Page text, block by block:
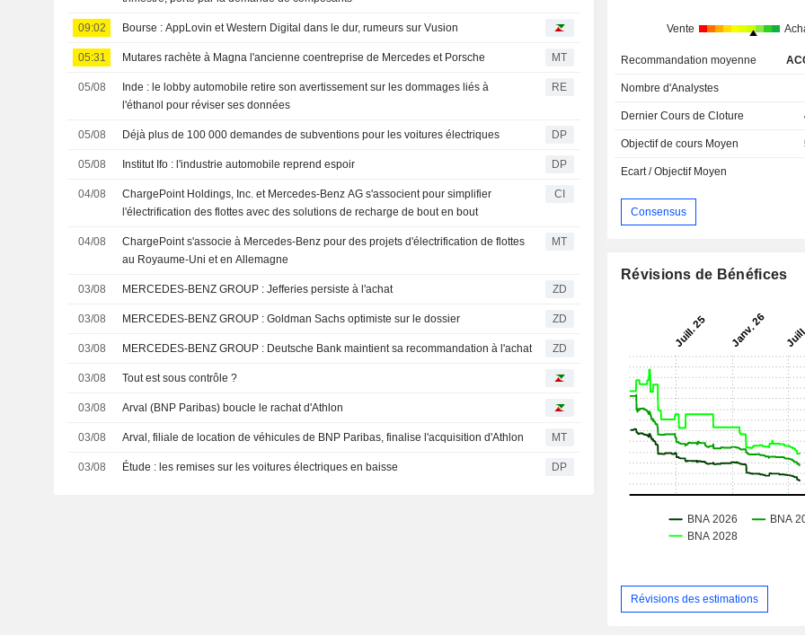
09:02 Bourse : AppLovin et Western Digital dans le dur, rumeurs sur Vusion
05:31 Mutares rachète à Magna l'ancienne coentreprise de Mercedes et Porsche MT
05/08
Inde : le lobby automobile retire son avertissement sur les dommages liés à
l'éthanol pour réviser ses données
RE
05/08 Déjà plus de 100 000 demandes de subventions pour les voitures électriques DP
05/08 Institut Ifo : l'industrie automobile reprend espoir DP
04/08
ChargePoint Holdings, Inc. et Mercedes-Benz AG s'associent pour simplifier
l'électrification des flottes avec des solutions de recharge de bout en bout
CI
04/08
ChargePoint s'associe à Mercedes-Benz pour des projets d'électrification de flottes
au Royaume-Uni et en Allemagne
MT
03/08 MERCEDES-BENZ GROUP : Jefferies persiste à l'achat ZD
03/08 MERCEDES-BENZ GROUP : Goldman Sachs optimiste sur le dossier ZD
03/08 MERCEDES-BENZ GROUP : Deutsche Bank maintient sa recommandation à l'achat ZD
03/08 Tout est sous contrôle ?
03/08 Arval (BNP Paribas) boucle le rachat d'Athlon
03/08 Arval, filiale de location de véhicules de BNP Paribas, finalise l'acquisition d'Athlon MT
03/08 Étude : les remises sur les voitures électriques en baisse DP
Vente
Recommandation moyenne
Nombre d'Analystes
Dernier Cours de Cloture
Objectif de cours Moyen
Ecart / Objectif Moyen
Consensus
Révisions de Bénéfices
Révisions des estimations